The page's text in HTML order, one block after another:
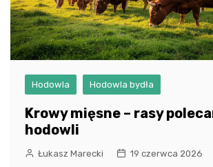
Hodowla Hodowla bydła
Krowy mięsne – rasy
hodowli
Łukasz Marecki 19 czerwca 2026